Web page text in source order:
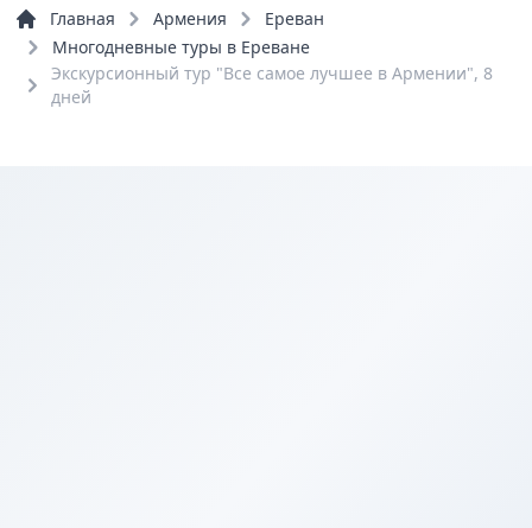
Главная Армения
Ереван
Многодневные туры в Ереване
Экскурсионный тур "Все самое лучшее в Армении", 8
дней